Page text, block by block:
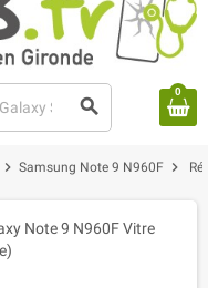
search
0
chevron_right Samsung Note 9 N960F chevron_right